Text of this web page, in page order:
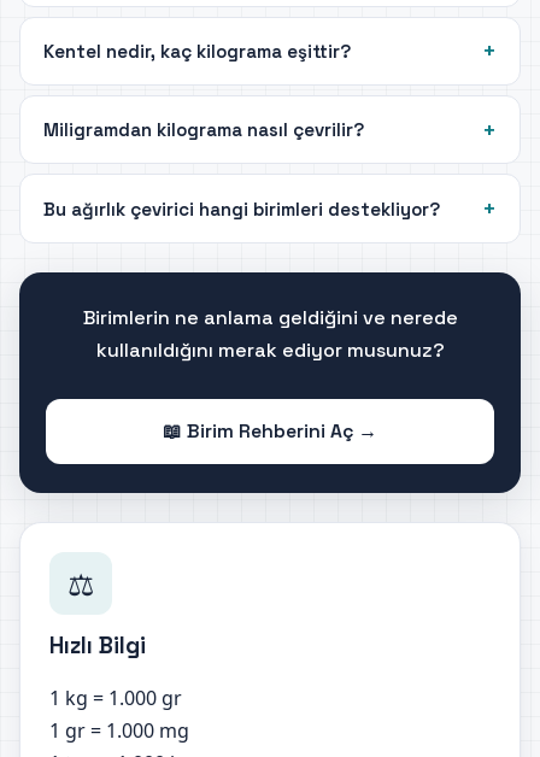
Kentel nedir, kaç kilograma eşittir?
Miligramdan kilograma nasıl çevrilir?
Bu ağırlık çevirici hangi birimleri destekliyor?
Birimlerin ne anlama geldiğini ve nerede
kullanıldığını merak ediyor musunuz?
📖 Birim Rehberini Aç →
⚖️
Hızlı Bilgi
1 kg = 1.000 gr
1 gr = 1.000 mg